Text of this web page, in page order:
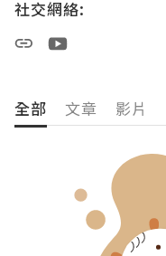
社交網絡:
全部 文章 影片